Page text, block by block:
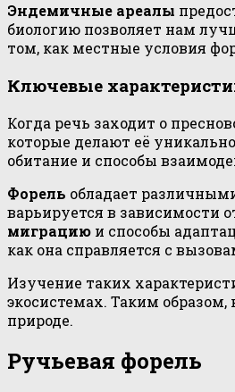
Эндемичные ареалы
биологию позволяет нам
том, как местные условия
Ключевые
Когда речь заходит о
которые делают её
обитание и способы
Форель обладает
варьируется в зависимости
миграцию и способы
как она справляется с
Изучение таких
экосистемах. Таким
природе.
Ручьевая форель